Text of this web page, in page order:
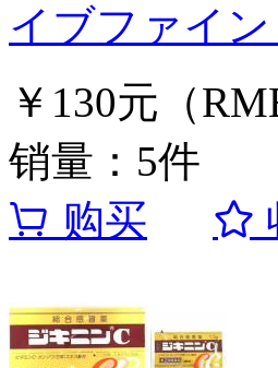
イブファイン
￥130元（
销量：5件
购买